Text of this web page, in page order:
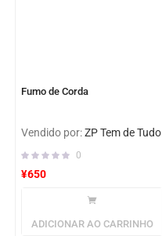
Fumo de Corda
Vendido por:ZP Tem de Tudo
0
¥650
ADICIONAR AO CARRINHO